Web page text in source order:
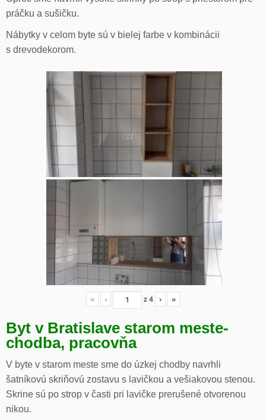
práčku a sušičku.
Nábytky v celom byte sú v bielej farbe v kombinácii
s drevodekorom.
« ‹ z4 › »
Byt v Bratislave starom meste-
chodba, pracovňa
V byte v starom meste sme do úzkej chodby navrhli
šatníkovú skriňovú zostavu s lavičkou a vešiakovou stenou.
Skrine sú po strop v časti pri lavičke prerušené otvorenou
nikou.